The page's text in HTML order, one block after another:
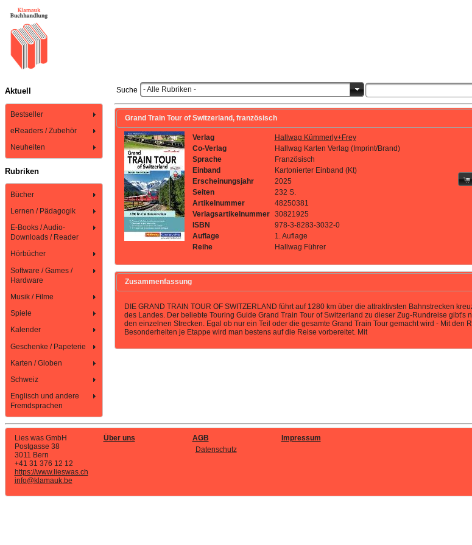
Aktuell
Bestseller
eReaders / Zubehör
Neuheiten
Rubriken
Bücher
Lernen / Pädagogik
E-Books / Audio-
Downloads / Reader
Hörbücher
Software / Games /
Hardware
Musik / Filme
Spiele
Kalender
Geschenke / Papeterie
Karten / Globen
Schweiz
Englisch und andere
Fremdsprachen
Suche - Alle Rubriken -
Grand Train Tour of Switzerland, französisch
Verlag
Hallwag Kümmerly+Frey
Co-Verlag
Hallwag Karten Verlag (Imprint/Brand)
Sprache
Französisch
Einband
Kartonierter Einband (Kt)
Erscheinungsjahr
2025
Seiten
232 S.
Artikelnummer
48250381
Verlagsartikelnummer
30821925
ISBN
978-3-8283-3032-0
Auflage
1. Auflage
Reihe
Hallwag Führer
Zusammenfassung
DIE GRAND TRAIN TOUR OF SWITZERLAND führt auf 1280 km über die attraktivsten Bahnstrecken
des Landes. Der beliebte Touring Guide Grand Train Tour of Switzerland zu dieser Zug-Rundreise
den einzelnen Strecken. Egal ob nur ein Teil oder die gesamte Grand Train Tour gemacht wird - Mit
Besonderheiten je Etappe wird man bestens auf die Reise vorbereitet. Mit
Lies was GmbH
Postgasse 38
3011 Bern
+41 31 376 12 12
https://www.lieswas.ch
info@klamauk.be
Über uns
AGB
Datenschutz
Impressum